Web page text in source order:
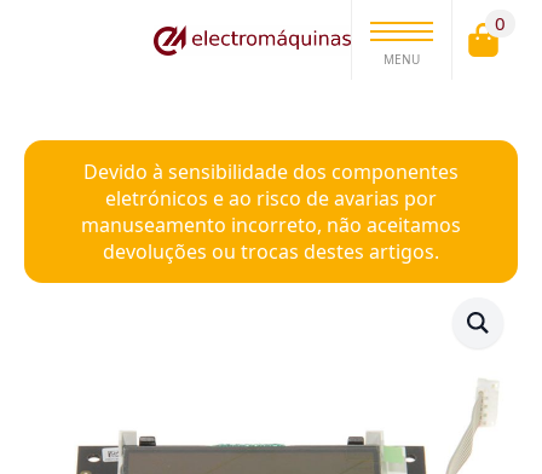
MENU
0
Devido à sensibilidade dos componentes
eletrónicos e ao risco de avarias por
manuseamento incorreto, não aceitamos
devoluções ou trocas destes artigos.